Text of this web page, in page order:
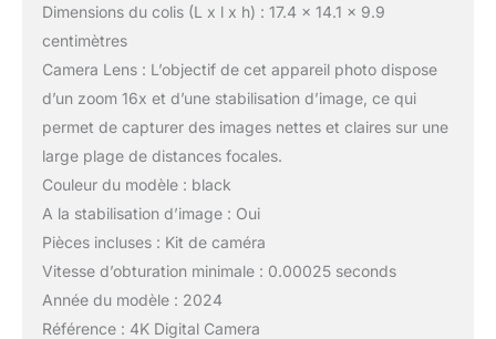
Dimensions du colis (L x l x h) : 17.4 x 14.1 x 9.9
centimètres
Camera Lens : L’objectif de cet appareil photo dispose
d’un zoom 16x et d’une stabilisation d’image, ce qui
permet de capturer des images nettes et claires sur une
large plage de distances focales.
Couleur du modèle : black
A la stabilisation d’image : Oui
Pièces incluses : Kit de caméra
Vitesse d’obturation minimale : 0.00025 seconds
Année du modèle : 2024
Référence : 4K Digital Camera